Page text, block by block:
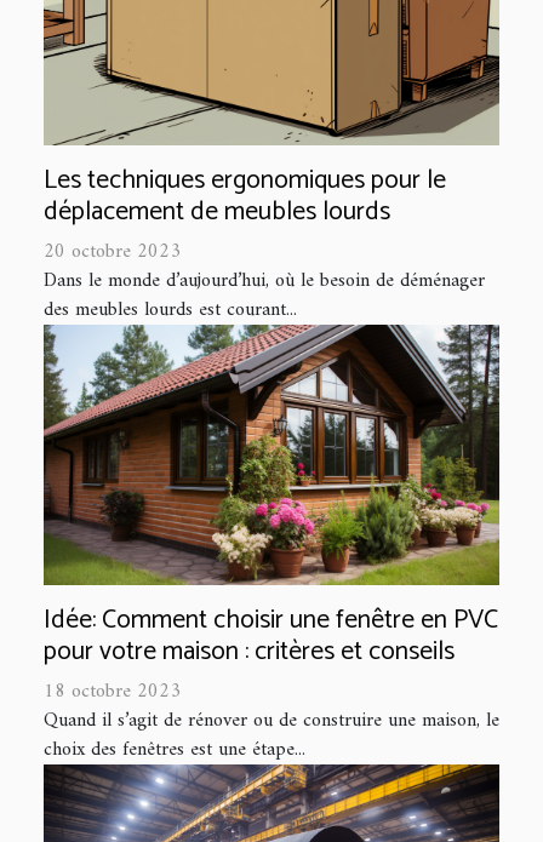
Les techniques ergonomiques pour le
déplacement de meubles lourds
20 octobre 2023
Dans le monde d’aujourd’hui, où le besoin de déménager
des meubles lourds est courant...
Idée: Comment choisir une fenêtre en PVC
pour votre maison : critères et conseils
18 octobre 2023
Quand il s’agit de rénover ou de construire une maison, le
choix des fenêtres est une étape...